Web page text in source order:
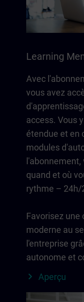
Learning
Avec
vous avez
access. Vous
étendue et en
modules
quand et où
rythme – 24h/
Favorisez une
moderne au
l'entreprise
autonome et
Aperçu